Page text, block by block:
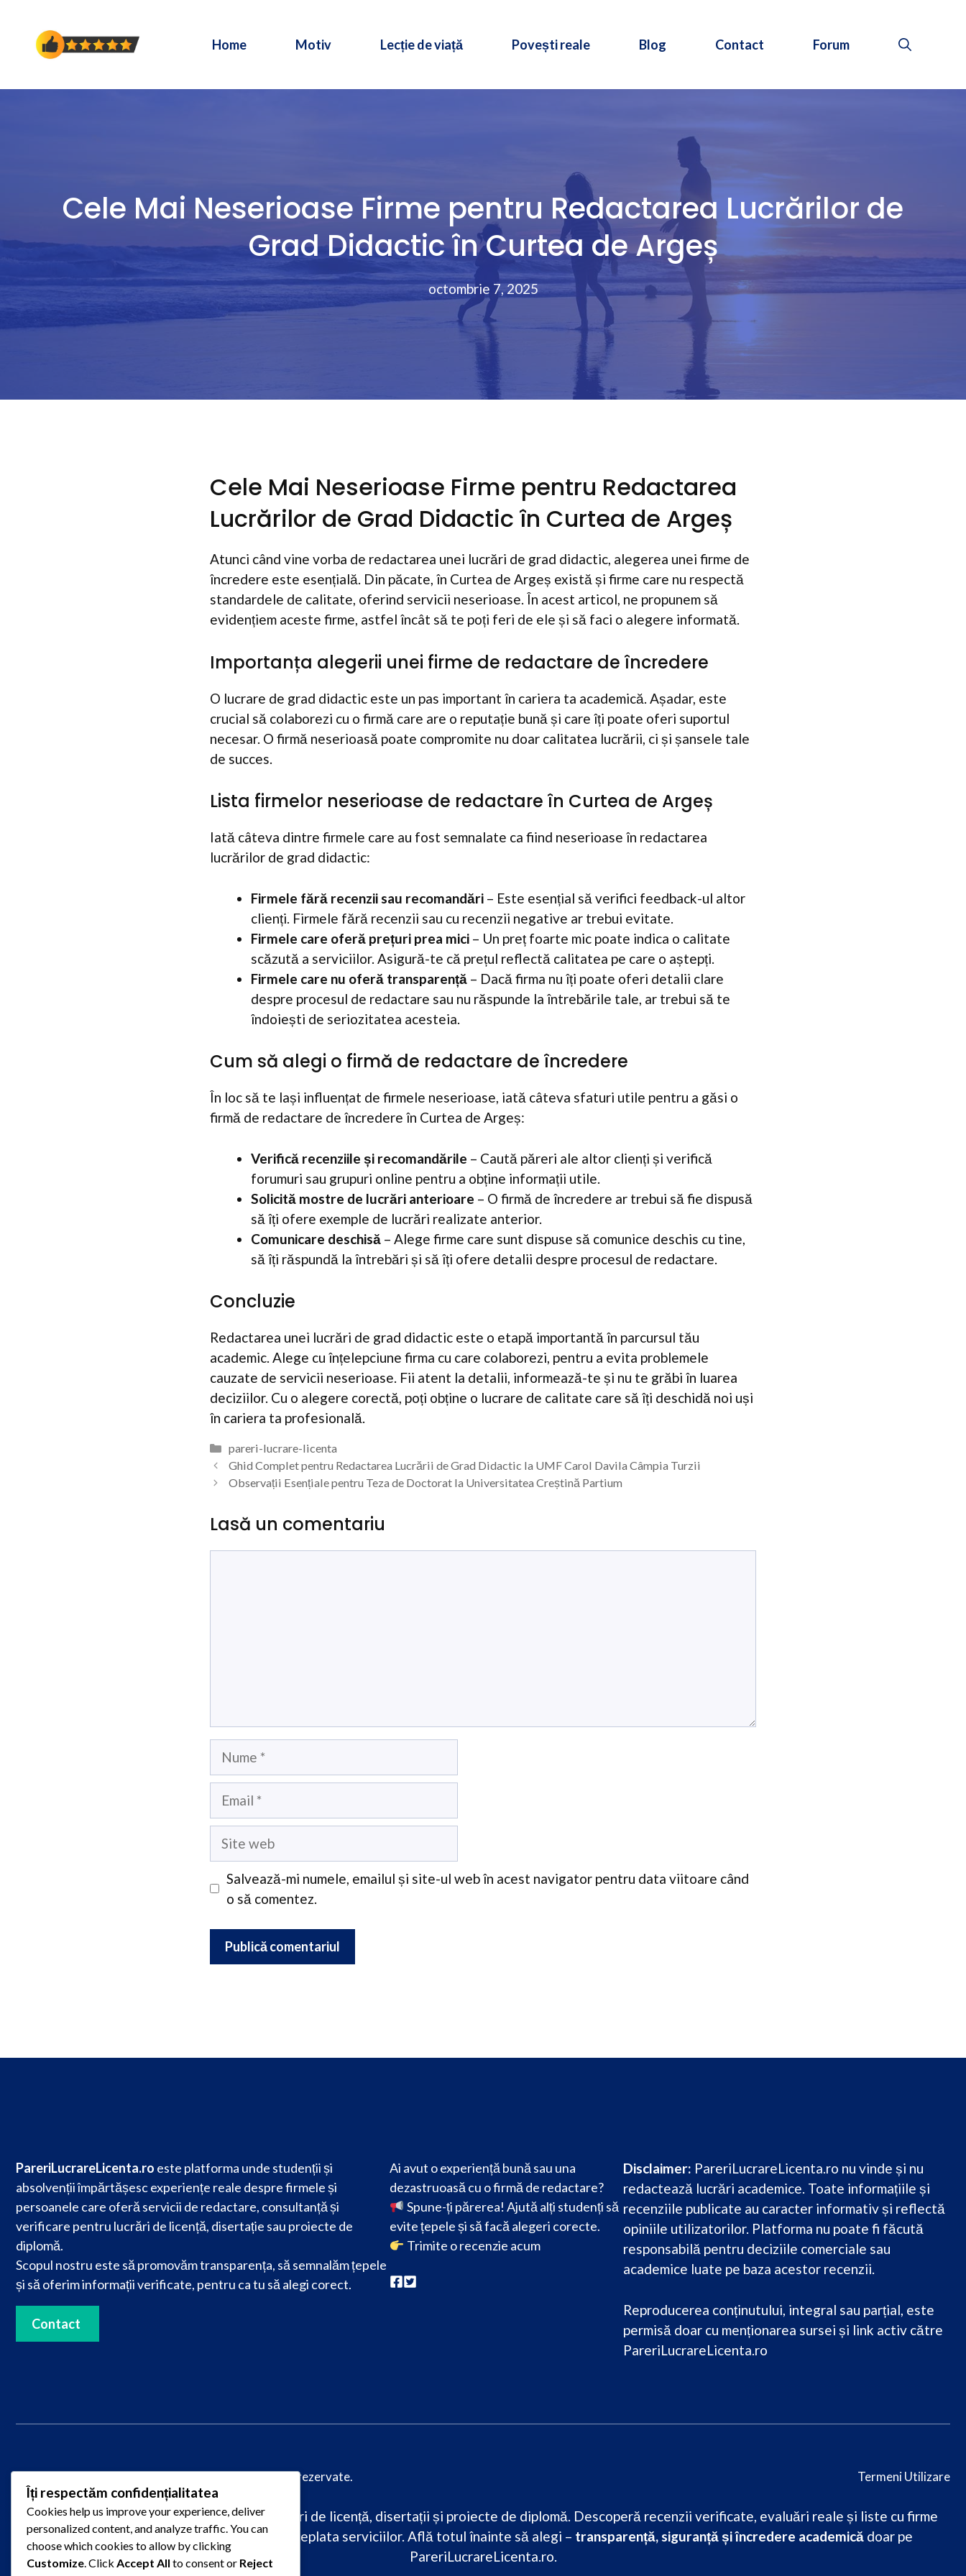
conținut
Home Motiv Lecție de viață Povești reale Blog Contact Forum
Cele Mai Neserioase Firme pentru Redactarea Lucrărilor de
Grad Didactic în Curtea de Argeș
octombrie 7, 2025
Cele Mai Neserioase Firme pentru Redactarea
Lucrărilor de Grad Didactic în Curtea de Argeș
Atunci când vine vorba de redactarea unei lucrări de grad didactic, alegerea unei firme de
încredere este esențială. Din păcate, în Curtea de Argeș există și firme care nu respectă
standardele de calitate, oferind servicii neserioase. În acest articol, ne propunem să
evidențiem aceste firme, astfel încât să te poți feri de ele și să faci o alegere informată.
Importanța alegerii unei firme de redactare de încredere
O lucrare de grad didactic este un pas important în cariera ta academică. Așadar, este
crucial să colaborezi cu o firmă care are o reputație bună și care îți poate oferi suportul
necesar. O firmă neserioasă poate compromite nu doar calitatea lucrării, ci și șansele tale
de succes.
Lista firmelor neserioase de redactare în Curtea de Argeș
Iată câteva dintre firmele care au fost semnalate ca fiind neserioase în redactarea
lucrărilor de grad didactic:
Firmele fără recenzii sau recomandări – Este esențial să verifici feedback-ul altor
clienți. Firmele fără recenzii sau cu recenzii negative ar trebui evitate.
Firmele care oferă prețuri prea mici – Un preț foarte mic poate indica o calitate
scăzută a serviciilor. Asigură-te că prețul reflectă calitatea pe care o aștepți.
Firmele care nu oferă transparență – Dacă firma nu îți poate oferi detalii clare
despre procesul de redactare sau nu răspunde la întrebările tale, ar trebui să te
îndoiești de seriozitatea acesteia.
Cum să alegi o firmă de redactare de încredere
În loc să te lași influențat de firmele neserioase, iată câteva sfaturi utile pentru a găsi o
firmă de redactare de încredere în Curtea de Argeș:
Verifică recenziile și recomandările – Caută păreri ale altor clienți și verifică
forumuri sau grupuri online pentru a obține informații utile.
Solicită mostre de lucrări anterioare – O firmă de încredere ar trebui să fie dispusă
să îți ofere exemple de lucrări realizate anterior.
Comunicare deschisă – Alege firme care sunt dispuse să comunice deschis cu tine,
să îți răspundă la întrebări și să îți ofere detalii despre procesul de redactare.
Concluzie
Redactarea unei lucrări de grad didactic este o etapă importantă în parcursul tău
academic. Alege cu înțelepciune firma cu care colaborezi, pentru a evita problemele
cauzate de servicii neserioase. Fii atent la detalii, informează-te și nu te grăbi în luarea
deciziilor. Cu o alegere corectă, poți obține o lucrare de calitate care să îți deschidă noi uși
în cariera ta profesională.
Categorii
pareri-lucrare-licenta
Ghid Complet pentru Redactarea Lucrării de Grad Didactic la UMF Carol Davila Câmpia Turzii
Observații Esențiale pentru Teza de Doctorat la Universitatea Creștină Partium
Lasă un comentariu
Nume
Email
Site
Salvează-mi numele, emailul și site-ul web în acest navigator pentru data viitoare când
o să comentez.
PareriLucrareLicenta.ro este platforma unde studenții și
absolvenții împărtășesc experiențe reale despre firmele și
persoanele care oferă servicii de redactare, consultanță și
verificare pentru lucrări de licență, disertație sau proiecte de
diplomă.
Scopul nostru este să promovăm transparența, să semnalăm țepele
și să oferim informații verificate, pentru ca tu să alegi corect.
Contact
Ai avut o experiență bună sau una
dezastruoasă cu o firmă de redactare?
Spune-ți părerea! Ajută alți studenți să
evite țepele și să facă alegeri corecte.
Trimite o recenzie acum
Disclaimer: PareriLucrareLicenta.ro nu vinde și nu
redactează lucrări academice. Toate informațiile și
recenziile publicate au caracter informativ și reflectă
opiniile utilizatorilor. Platforma nu poate fi făcută
responsabilă pentru deciziile comerciale sau
academice luate pe baza acestor recenzii.
Reproducerea conținutului, integral sau parțial, este
permisă doar cu menționarea sursei și link activ către
PareriLucrareLicenta.ro
© 2025PareriLucrareLicenta.ro– Toate drepturile rezervate. Termeni Utilizare
Caută păreri despre firme de redactare lucrări de licență, disertații și proiecte de diplomă. Descoperă recenzii verificate, evaluări reale și liste cu firme
raportate pentru plagiat, întârziere sau neplata serviciilor. Află totul înainte să alegi – transparență, siguranță și încredere academicădoar pe
PareriLucrareLicenta.ro.
Îți respectăm confidențialitatea
Cookies help us improve your experience, deliver
personalized content, and analyze traffic. You can
choose which cookies to allow by clicking
Customize. Click Accept All to consent or Reject